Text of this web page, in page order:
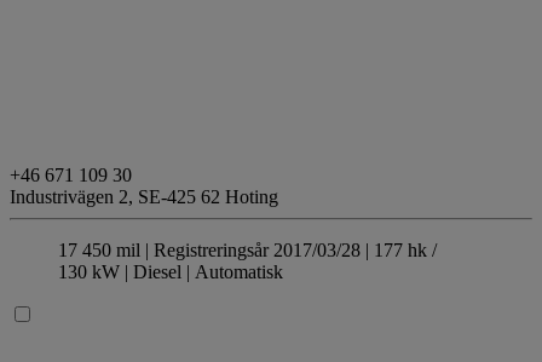
+46 671 109 30
Industrivägen 2, SE-425 62 Hoting
17 450 mil | Registreringsår 2017/03/28 | 177 hk /
130 kW | Diesel | Automatisk